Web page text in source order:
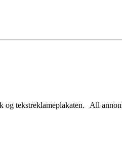
og tekstreklameplakaten. All